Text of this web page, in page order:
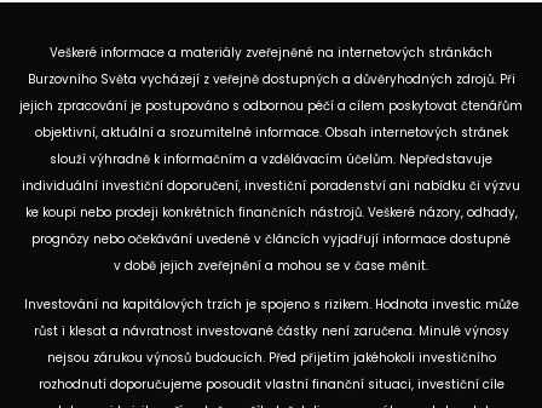
Veškeré informace a materiály zveřejněné na internetových stránkách
Burzovního Světa vycházejí z veřejně dostupných a důvěryhodných zdrojů. Při
jejich zpracování je postupováno s odbornou péčí a cílem poskytovat čtenářům
objektivní, aktuální a srozumitelné informace. Obsah internetových stránek
slouží výhradně k informačním a vzdělávacím účelům. Nepředstavuje
individuální investiční doporučení, investiční poradenství ani nabídku či výzvu
ke koupi nebo prodeji konkrétních finančních nástrojů. Veškeré názory, odhady,
prognózy nebo očekávání uvedené v článcích vyjadřují informace dostupné
v době jejich zveřejnění a mohou se v čase měnit.
Investování na kapitálových trzích je spojeno s rizikem. Hodnota investic může
růst i klesat a návratnost investované částky není zaručena. Minulé výnosy
nejsou zárukou výnosů budoucích. Před přijetím jakéhokoli investičního
rozhodnutí doporučujeme posoudit vlastní finanční situaci, investiční cíle